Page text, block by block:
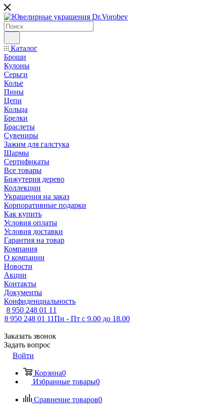
Каталог
Броши
Кулоны
Серьги
Колье
Пины
Цепи
Кольца
Брелки
Браслеты
Сувениры
Зажим для галстука
Шармы
Сертификаты
Все товары
Бижутерия дерево
Коллекции
Украшения на заказ
Корпоративные подарки
Как купить
Условия оплаты
Условия доставки
Гарантия на товар
Компания
О компании
Новости
Акции
Контакты
Документы
Конфиденциальность
8 950 248 01 11
8 950 248 01 11Пн - Пт с 9.00 до 18.00
Заказать звонок
Задать вопрос
Войти
Корзина0
Избранные товары0
Сравнение товаров0